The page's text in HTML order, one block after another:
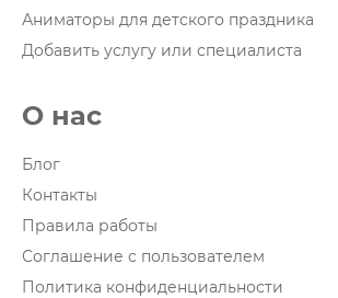
Аниматоры для детского праздника
Добавить услугу или специалиста
О нас
Блог
Контакты
Правила работы
Соглашение с пользователем
Политика конфиденциальности